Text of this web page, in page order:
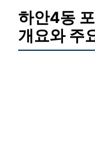
하안4동
개요와 주